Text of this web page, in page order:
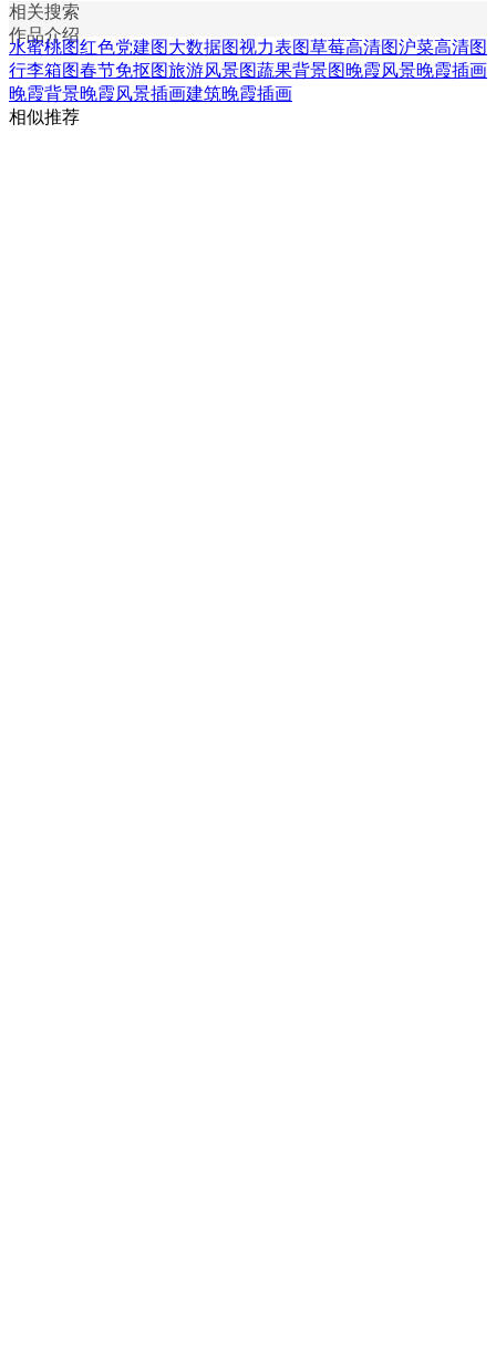
相关搜索
作品介绍
水蜜桃图红色党建图大数据图视力表图草莓高清图沪菜高清图
行李箱图春节免抠图旅游风景图蔬果背景图晚霞风景晚霞插画
晚霞背景晚霞风景插画建筑晚霞插画
相似推荐